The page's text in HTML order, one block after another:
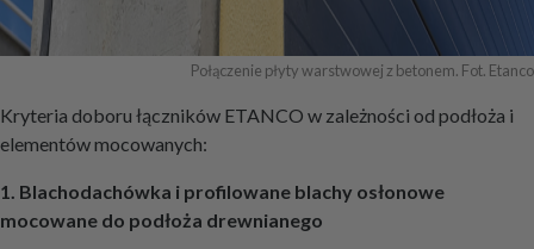
Połączenie płyty warstwowej z betonem. Fot. Etanco
Kryteria doboru łączników ETANCO w zależności od podłoża i
elementów mocowanych:
1. Blachodachówka i profilowane blachy osłonowe
mocowane do podłoża drewnianego